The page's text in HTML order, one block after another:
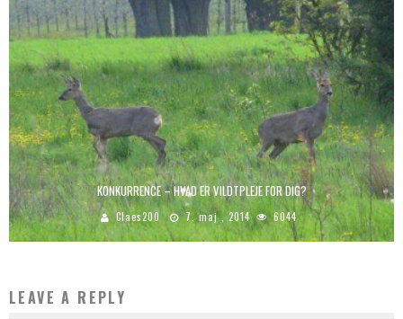
KONKURRENCE – HVAD ER VILDTPLEJE FOR DIG?
Claes200 7. maj , 2014 6044
LEAVE A REPLY